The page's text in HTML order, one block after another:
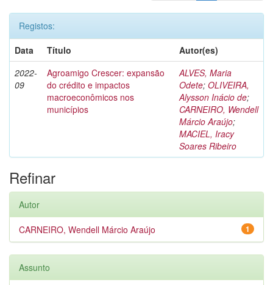
Registos:
Data
Título
Autor(es)
2022-
09
Agroamigo Crescer: expansão
do crédito e impactos
macroeconômicos nos
municípios
ALVES, Maria
Odete; OLIVEIRA,
Alysson Inácio de;
CARNEIRO, Wendell
Márcio Araújo;
MACIEL, Iracy
Soares Ribeiro
Refinar
Autor
1
CARNEIRO, Wendell Márcio Araújo
Assunto